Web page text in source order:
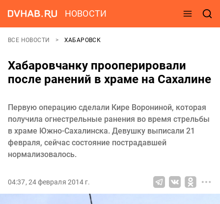
НОВОСТИ
ВСЕ НОВОСТИ ХАБАРОВСК
Хабаровчанку прооперировали
после ранений в храме на Сахалине
Первую операцию сделали Кире Ворониной, которая
получила огнестрельные ранения во время стрельбы
в храме Южно-Сахалинска. Девушку выписали 21
февраля, сейчас состояние пострадавшей
нормализовалось.
04:37, 24 февраля 2014 г.